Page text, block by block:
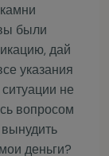
были
дай
указания
не
вопросом
деньги?